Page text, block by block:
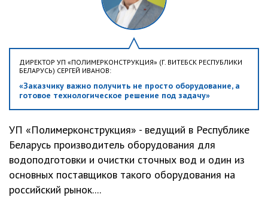
ДИРЕКТОР УП «ПОЛИМЕРКОНСТРУКЦИЯ» (Г. ВИТЕБСК РЕСПУБЛИКИ
БЕЛАРУСЬ) СЕРГЕЙ ИВАНОВ:
«Заказчику важно получить не просто оборудование, а
готовое технологическое решение под задачу»
УП «Полимерконструкция» - ведущий в Республике
Беларусь производитель оборудования для
водоподготовки и очистки сточных вод и один из
основных поставщиков такого оборудования на
российский рынок....